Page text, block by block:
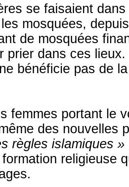
se faisaient
mosquées,
de mosquées
prier dans ces
bénéficie pas de
femmes portant le
des nouvelles
règles islamiques »
religieuse